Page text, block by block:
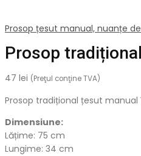
Prosop țesut manual, nuanțe
Prosop
47 lei (Preţul conţine TVA)
Prosop tradițional țesut
Dimensiune:
Lățime: 75 cm
Lungime: 34 cm